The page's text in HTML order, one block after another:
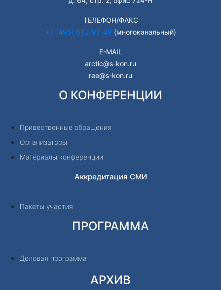
ТЕЛЕФОН/ФАКС
+7 (495) 662-97-49 (многоканальный)
E-MAIL
arctic@s-kon.ru
ree@s-kon.ru
О КОНФЕРЕНЦИИ
Привественные обращения
Организаторы
Материалы конференции
Аккредитация СМИ
Пакеты участия
ПРОГРАММА
Деловая программа
АРХИВ